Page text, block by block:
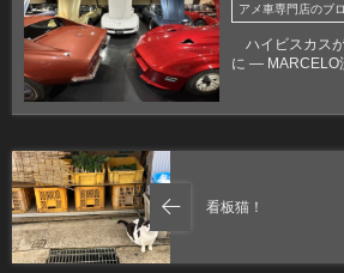
アメ車専門店のブ
ハイビスカス
に ― MARCELO
看板猫！